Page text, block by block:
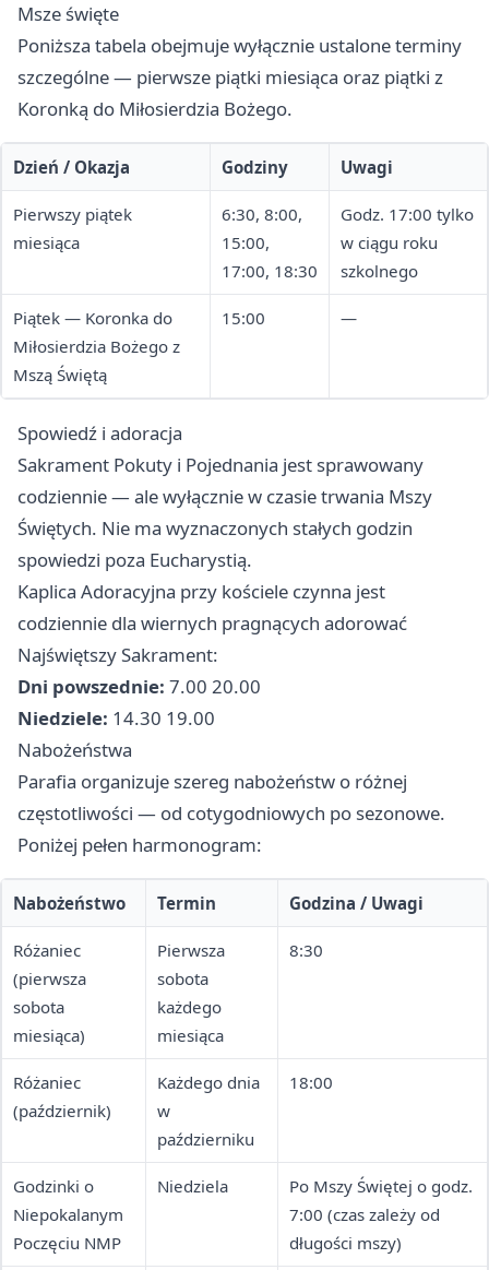
Msze święte
Poniższa tabela obejmuje wyłącznie ustalone terminy
szczególne — pierwsze piątki miesiąca oraz piątki z
Koronką do Miłosierdzia Bożego.
Dzień / Okazja Godziny Uwagi
Pierwszy piątek
miesiąca
6:30, 8:00,
15:00,
17:00, 18:30
Godz. 17:00 tylko
w ciągu roku
szkolnego
Piątek — Koronka do
Miłosierdzia Bożego z
Mszą Świętą
15:00 —
Spowiedź i adoracja
Sakrament Pokuty i Pojednania jest sprawowany
codziennie — ale wyłącznie w czasie trwania Mszy
Świętych. Nie ma wyznaczonych stałych godzin
spowiedzi poza Eucharystią.
Kaplica Adoracyjna przy kościele czynna jest
codziennie dla wiernych pragnących adorować
Najświętszy Sakrament:
Dni powszednie: 7.00 20.00
Niedziele: 14.30 19.00
Nabożeństwa
Parafia organizuje szereg nabożeństw o różnej
częstotliwości — od cotygodniowych po sezonowe.
Poniżej pełen harmonogram:
Nabożeństwo Termin Godzina / Uwagi
Różaniec
(pierwsza
sobota
miesiąca)
Pierwsza
sobota
każdego
miesiąca
8:30
Różaniec
(październik)
Każdego dnia
w
październiku
18:00
Godzinki o
Niepokalanym
Poczęciu NMP
Niedziela
Po Mszy Świętej o godz.
7:00 (czas zależy od
długości mszy)